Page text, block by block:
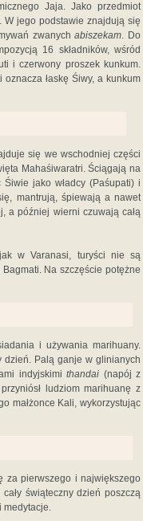
Jaja. Jako przedmiot
W jego podstawie znajdują się
zwanychabiszekam. Do
16 składników, wśród
i czerwony proszek kunkum.
łaskę Śiwy, a kunkum
się we wschodniej części
Mahaśiwaratri. Ściągają na
jako władcy (Paśupati) i
mantrują, śpiewają a nawet
a później wierni czuwają całą
w Varanasi, turyści nie są
Na szczęście potężne
i używania marihuany.
dzień. Palą ganje w glinianych
indyjskimi thandai (napój z
ludziom marihuanę z
małżonce Kali, wykorzystując
za pierwszego i największego
świąteczny dzień poszczą
medytacje.